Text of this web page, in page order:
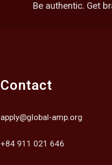
Be authentic. Get
Contact
apply@global-amp.org
+84 911 021 646